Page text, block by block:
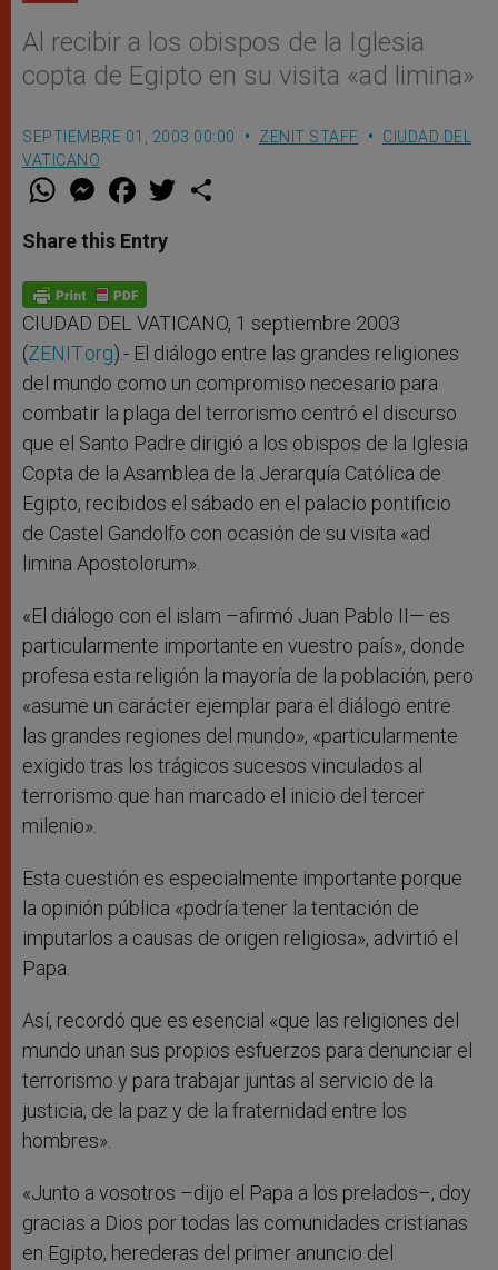
Al recibir a los obispos de la Iglesia
copta de Egipto en su visita «ad limina»
SEPTIEMBRE 01, 2003 00:00 ZENIT STAFF
CIUDAD DEL
VATICANO
W
t
s
p
p
M
e
s
e
g
e
r
F
a
e
b
o
k
w
Share this Entry
CIUDAD DEL VATICANO, 1 septiembre 2003
(ZENIT.org).- El diálogo entre las grandes religiones
del mundo como un compromiso necesario para
combatir la plaga del terrorismo centró el discurso
que el Santo Padre dirigió a los obispos de la Iglesia
Copta de la Asamblea de la Jerarquía Católica de
Egipto, recibidos el sábado en el palacio pontificio
de Castel Gandolfo con ocasión de su visita «ad
limina Apostolorum».
«El diálogo con el islam –afirmó Juan Pablo II— es
particularmente importante en vuestro país», donde
profesa esta religión la mayoría de la población, pero
«asume un carácter ejemplar para el diálogo entre
las grandes regiones del mundo», «particularmente
exigido tras los trágicos sucesos vinculados al
terrorismo que han marcado el inicio del tercer
milenio».
Esta cuestión es especialmente importante porque
la opinión pública «podría tener la tentación de
imputarlos a causas de origen religiosa», advirtió el
Papa.
Así, recordó que es esencial «que las religiones del
mundo unan sus propios esfuerzos para denunciar el
terrorismo y para trabajar juntas al servicio de la
justicia, de la paz y de la fraternidad entre los
hombres».
«Junto a vosotros –dijo el Papa a los prelados–, doy
gracias a Dios por todas las comunidades cristianas
en Egipto, herederas del primer anuncio del